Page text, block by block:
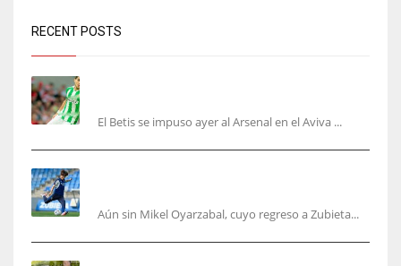
RECENT POSTS
El Betis se impuso ayer al Arsenal en el Aviva ...
Aún sin Mikel Oyarzabal, cuyo regreso a Zubieta...